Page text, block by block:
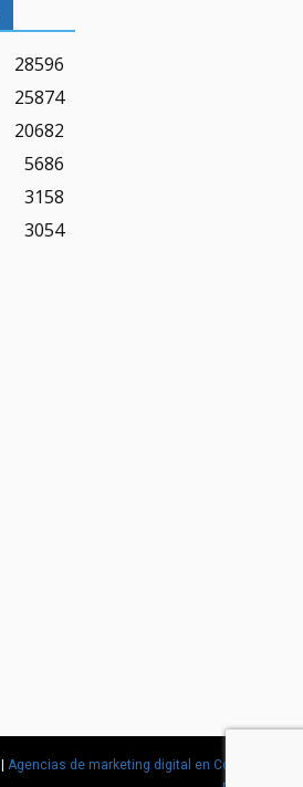
28596
25874
20682
5686
3158
3054
Agencias de marketing digital en Costa